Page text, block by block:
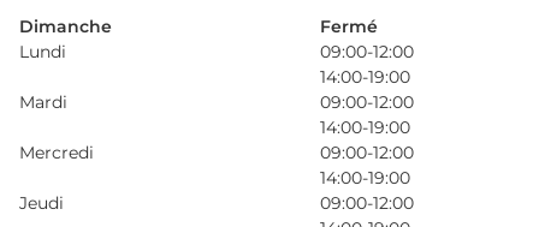
Dimanche
Fermé
Lundi
09:00-12:00
14:00-19:00
Mardi
09:00-12:00
14:00-19:00
Mercredi
09:00-12:00
14:00-19:00
Jeudi
09:00-12:00